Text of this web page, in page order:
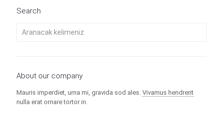
Search
About our company
Mauris imperdiet, urna mi, gravida sod ales. Vivamus hendrerit
nulla erat ornare tortor in.